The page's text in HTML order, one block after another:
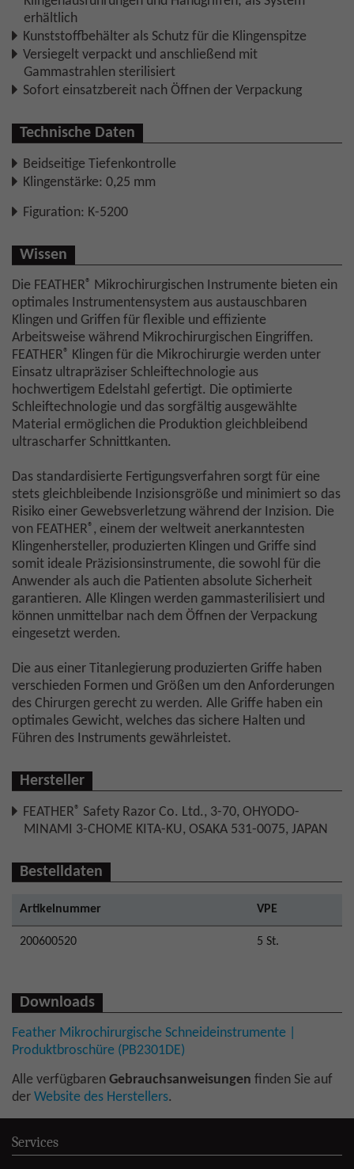
erhältlich
Kunststoffbehälter als Schutz für die Klingenspitze
Versiegelt verpackt und anschließend mit
Gammastrahlen sterilisiert
Sofort einsatzbereit nach Öffnen der Verpackung
Technische Daten
Beidseitige Tiefenkontrolle
Klingenstärke: 0,25 mm
Figuration: K-5200
Wissen
Die FEATHER® Mikrochirurgischen Instrumente bieten ein
optimales Instrumentensystem aus austauschbaren
Klingen und Griffen für flexible und effiziente
Arbeitsweise während Mikrochirurgischen Eingriffen.
FEATHER® Klingen für die Mikrochirurgie werden unter
Einsatz ultrapräziser Schleiftechnologie aus
hochwertigem Edelstahl gefertigt. Die optimierte
Schleiftechnologie und das sorgfältig ausgewählte
Material ermöglichen die Produktion gleichbleibend
ultrascharfer Schnittkanten.
Das standardisierte Fertigungsverfahren sorgt für eine
stets gleichbleibende Inzisionsgröße und minimiert so das
Risiko einer Gewebsverletzung während der Inzision. Die
von FEATHER® , einem der weltweit anerkanntesten
Klingenhersteller, produzierten Klingen und Griffe sind
somit ideale Präzisionsinstrumente, die sowohl für die
Anwender als auch die Patienten absolute Sicherheit
garantieren. Alle Klingen werden gammasterilisiert und
können unmittelbar nach dem Öffnen der Verpackung
eingesetzt werden.
Die aus einer Titanlegierung produzierten Griffe haben
verschieden Formen und Größen um den Anforderungen
des Chirurgen gerecht zu werden. Alle Griffe haben ein
optimales Gewicht, welches das sichere Halten und
Führen des Instruments gewährleistet.
Hersteller
FEATHER® Safety Razor Co. Ltd., 3-70, OHYODO-
MINAMI 3-CHOME KITA-KU, OSAKA 531-0075, JAPAN
Bestelldaten
Artikelnummer VPE
200600520 5 St.
Downloads
Feather Mikrochirurgische Schneideinstrumente |
Produktbroschüre (PB2301DE)
Alle verfügbaren Gebrauchsanweisungen finden Sie auf
der Website des Herstellers.
Services